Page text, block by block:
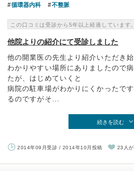
循環器内科 不整脈
この口コミは受診から5年以上経過しています。
他院よりの紹介にて受診しました
他の開業医の先生より紹介いただき
わかりやすい場所にありましたので
たが、はじめていくと
病院の駐車場がわかりにくかったで
るのですがそ...
続きを読む
2014年09月受診 / 2014年10月投稿 23人